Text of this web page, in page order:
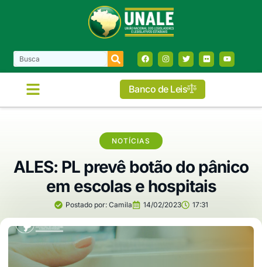
Banco de Leis
NOTÍCIAS
ALES: PL prevê botão do pânico
em escolas e hospitais
Postado por:Camila 14/02/2023 17:31